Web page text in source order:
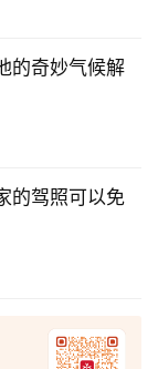
奇妙气候解
的驾照可以免